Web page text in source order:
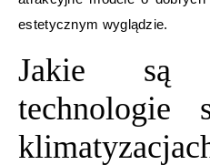
estetycznym wyglądzie.
Jakie są
technologie